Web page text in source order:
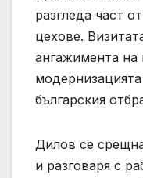
разгледа част
цехове.
ангажимента на
българския
Дилов се
и разговаря с